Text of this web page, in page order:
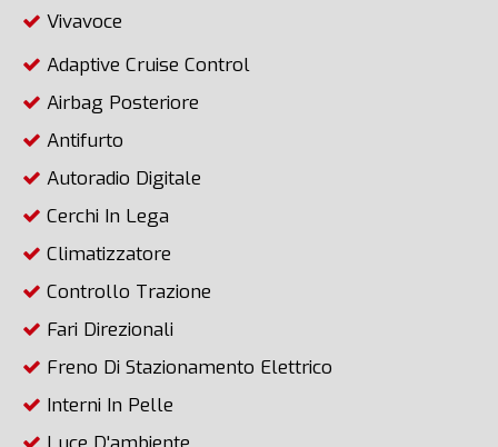
Vivavoce
Adaptive Cruise Control
Airbag Posteriore
Antifurto
Autoradio Digitale
Cerchi In Lega
Climatizzatore
Controllo Trazione
Fari Direzionali
Freno Di Stazionamento Elettrico
Interni In Pelle